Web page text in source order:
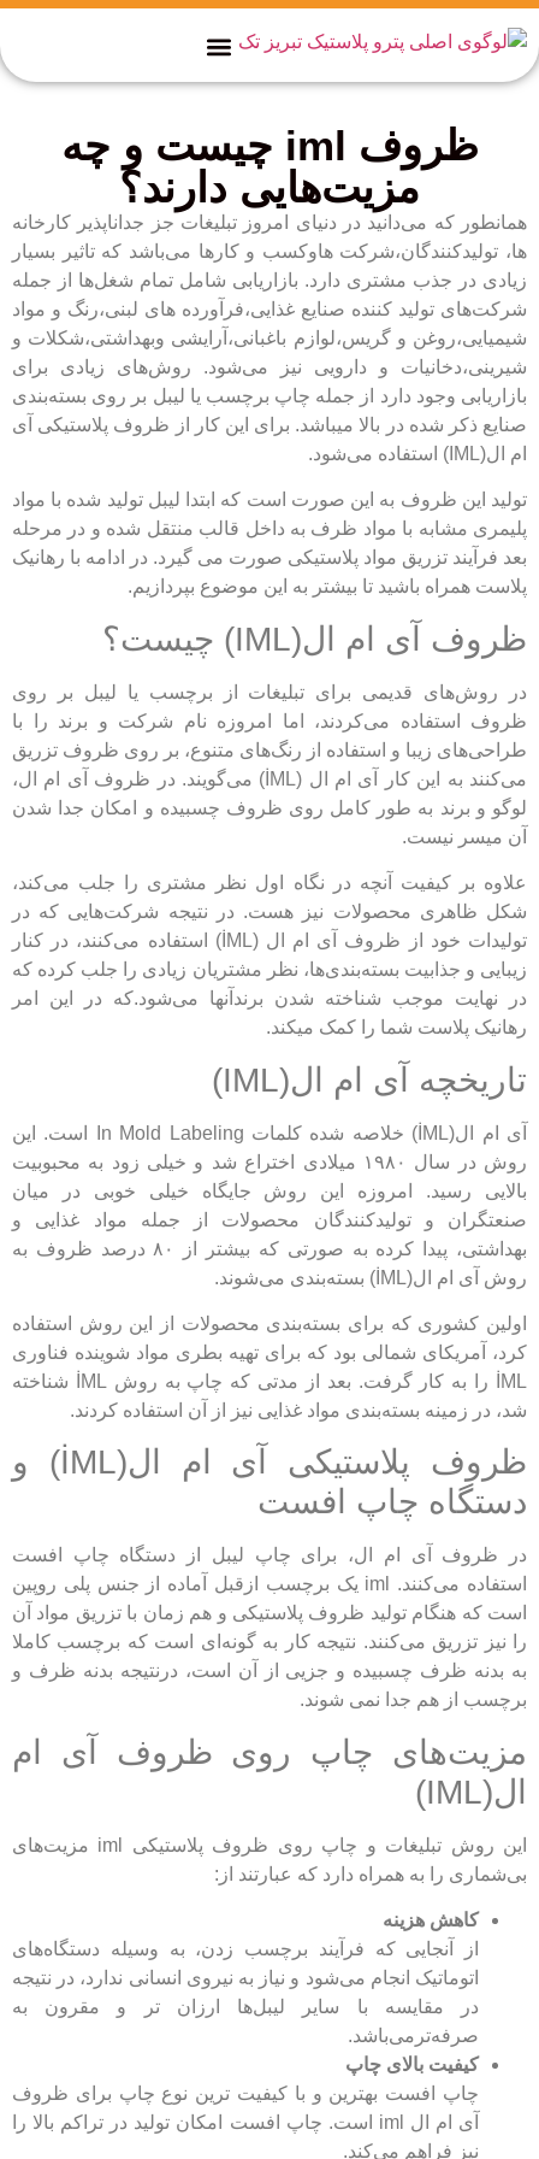
ظروف iml چیست و چه
مزیت‌هایی دارند؟
همانطور که می‌دانید در‌ دنیای امروز تبلیغات جز جداناپذیر کارخانه
ها، تولیدکنندگان،شرکت هاوکسب و کارها می‌باشد که تاثیر بسیار
زیادی در جذب مشتری دارد. بازاریابی شامل تمام شغل‌ها از جمله‌
شرکت‌های‌ تولید کننده صنایع غذایی،فرآورده های لبنی،رنگ و مواد
شیمیایی،روغن و گریس،لوازم باغبانی،آرایشی وبهداشتی،شکلات و
شیرینی،دخانیات و دارویی نیز می‌شود. روش‌های زیادی برای
بازاریابی وجود دارد از جمله چاپ برچسب‌ یا لیبل بر روی‌ بسته‌بندی
صنایع ذکر شده در بالا میباشد. برای این کار از ظروف پلاستیکی آی
ام ال(IML) استفاده می‌شود.
تولید این ظروف به این صورت است که ابتدا لیبل تولید شده با مواد
پلیمری مشابه با مواد ظرف به داخل قالب منتقل شده و در مرحله
بعد فرآیند تزریق مواد پلاستیکی صورت می گیرد. در ادامه با رهانیک
پلاست همراه باشید تا بیشتر به این موضوع بپردازیم.
ظروف آی ام ال(IML) چیست؟
در روش‌های قدیمی برای تبلیغات از برچسب یا لیبل بر روی
ظروف استفاده می‌کردند، اما امروزه نام شرکت و برند را‌ با
طراحی‌های زیبا و استفاده از رنگ‌های متنوع، بر روی ظروف تزریق
می‌کنند به این کار آی ام ال (İML) می‌گویند. در ظروف آی ام ال،
لوگو و برند به طور کامل روی ظروف چسبیده و امکان جدا شدن
آن میسر نیست.
علاوه بر کیفیت آنچه در نگاه اول نظر مشتری را جلب می‌کند،
شکل ظاهری محصولات نیز هست. در نتیجه شرکت‌هایی که‌ در
تولیدات خود از ظروف آی ام ال (İML) استفاده می‌کنند، در کنار
زیبایی و جذابیت‌ بسته‌بندی‌ها، نظر مشتریان زیادی را جلب کرده که
در نهایت موجب شناخته شدن برندآنها می‌شود.که در این امر
رهانیک پلاست شما را کمک میکند.
تاریخچه آی ام ال(IML)
آی ام ال(İML) خلاصه شده کلمات In Mold Labeling است. این
روش در سال ۱۹۸۰ میلادی اختراع شد و خیلی زود به محبوبیت
بالایی رسید. امروزه این روش جایگاه خیلی خوبی در میان
صنعتگران و تولیدکنندگان محصولات از جمله مواد غذایی و
بهداشتی، پیدا کرده به صورتی که بیشتر از ۸۰ درصد ظروف به
روش آی ام ال(İML) بسته‌بندی می‌شوند.
اولین کشوری که برای‌ بسته‌بندی محصولات‌ از این روش استفاده
کرد، آمریکای شمالی بود که برای تهیه بطری مواد شوینده فناوری‌
İML را به کار گرفت. بعد از مدتی که چاپ به روش İML شناخته
شد، در زمینه‌ بسته‌بندی مواد غذایی نیز از آن استفاده کردند.
ظروف پلاستیکی آی ام ال(İML) و
دستگاه چاپ افست
در ظروف آی ام ال، برای چاپ لیبل از دستگاه چاپ افست
استفاده می‌کنند. iml یک برچسب ازقبل آماده از جنس پلی روپین
است که هنگام تولید ظروف پلاستیکی و هم زمان با تزریق مواد آن
را نیز تزریق می‌کنند. نتیجه کار به گونه‌ای است که برچسب کاملا
به بدنه ظرف چسبیده و جزیی از آن است، درنتیجه بدنه ظرف و
برچسب از هم جدا نمی شوند.
مزیت‌های چاپ روی ظروف آی ام
ال(IML)
این روش تبلیغات و چاپ روی ظروف پلاستیکی iml مزیت‌های
بی‌شماری را به همراه دارد که عبارتند از:
کاهش هزینه
از آنجایی که فرآیند برچسب زدن، به وسیله دستگاه‌های
اتوماتیک انجام می‌شود و نیاز به نیروی انسانی ندارد، در نتیجه
در مقایسه با سایر لیبل‌ها ارزان تر و مقرون به
صرفه‌ترمی‌باشد.
کیفیت بالای چاپ
چاپ افست بهترین و با کیفیت ترین نوع چاپ برای ظروف
آی ام ال iml است. چاپ افست امکان تولید در تراکم بالا را
نیز فراهم می‌کند.